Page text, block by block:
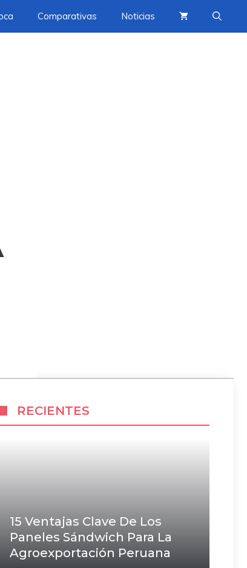
Comparativas Noticias
RECIENTES
15 Ventajas Clave De Los
Paneles Sándwich Para La
Agroexportación Peruana